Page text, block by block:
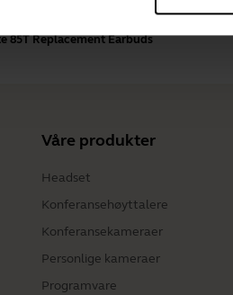
85T Replacement Earbuds
Våre produkter
Headset
Konferansehøyttalere
Konferansekameraer
Personlige kameraer
Programvare